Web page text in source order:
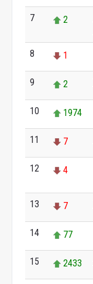
7 2
8 1
9 2
10 1974
11 7
12 4
13 7
14 77
15 2433